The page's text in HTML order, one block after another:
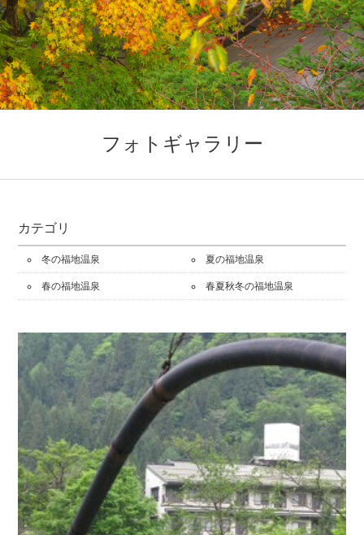
フォトギャラリー
カテゴリ
冬の福地温泉 夏の福地温泉
春の福地温泉 春夏秋冬の福地温泉